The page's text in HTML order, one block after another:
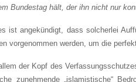
Bundestag hält, der ihn nicht nur
ist angekündigt, dass solcherlei
vorgenommen werden, um die
der Kopf des
zunehmende „islamistische“